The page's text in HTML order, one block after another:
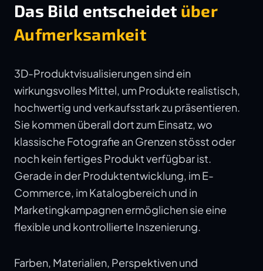
Das Bild entscheidet über
Aufmerksamkeit
3D-Produktvisualisierungen sind ein
wirkungsvolles Mittel, um Produkte realistisch,
hochwertig und verkaufsstark zu präsentieren.
Sie kommen überall dort zum Einsatz, wo
klassische Fotografie an Grenzen stösst oder
noch kein fertiges Produkt verfügbar ist.
Gerade in der Produktentwicklung, im E-
Commerce, im Katalogbereich und in
Marketingkampagnen ermöglichen sie eine
flexible und kontrollierte Inszenierung.
Farben, Materialien, Perspektiven und